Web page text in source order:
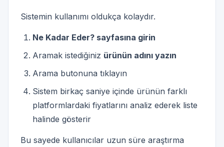
Sistemin kullanımı oldukça kolaydır.
Ne Kadar Eder? sayfasına girin
Aramak istediğiniz ürünün adını yazın
Arama butonuna tıklayın
Sistem birkaç saniye içinde ürünün farklı
platformlardaki fiyatlarını analiz ederek liste
halinde gösterir
Bu sayede kullanıcılar uzun süre araştırma